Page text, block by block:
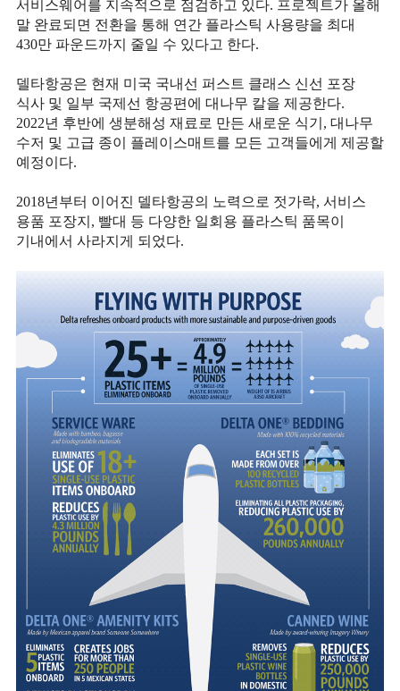
서비스웨어를 지속적으로 점검하고 있다. 프로젝트가 올해
말 완료되면 전환을 통해 연간 플라스틱 사용량을 최대
430만 파운드까지 줄일 수 있다고 한다.
델타항공은 현재 미국 국내선 퍼스트 클래스 신선 포장
식사 및 일부 국제선 항공편에 대나무 칼을 제공한다.
2022년 후반에 생분해성 재료로 만든 새로운 식기 , 대나무
수저 및 고급 종이 플레이스매트를 모든 고객들에게 제공할
예정이다.
2018년부터 이어진 델타항공의 노력으로 젓가락, 서비스
용품 포장지 , 빨대 등 다양한 일회용 플라스틱 품목이
기내에서 사라지게 되었다.